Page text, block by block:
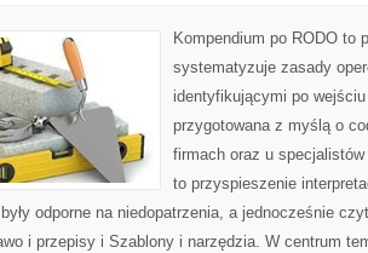
Kompendium po RODO to
systematyzuje zasady
identyfikującymi po
przygotowana z myślą o
firmach oraz u
to przyspieszenie
odporne na niedopatrzenia, a jednocześnie
i przepisy i Szablony i narzędzia. W centrum